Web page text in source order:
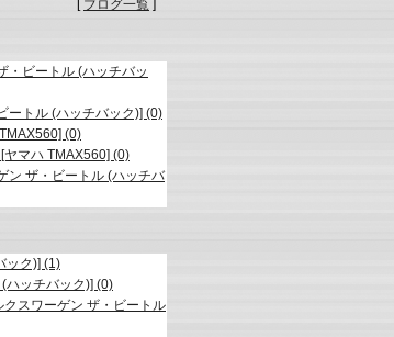
[ ブログ一覧 ]
ビートル (ハッチバッ
ートル (ハッチバック)] (0)
(0)
マハ TMAX560] (0)
ン ザ・ビートル (ハッチバ
ック)] (1)
ハッチバック)] (0)
スワーゲン ザ・ビートル